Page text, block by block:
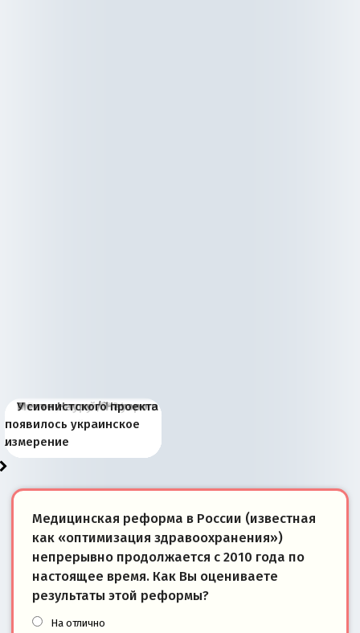
Киевская марионетка
Запада рассказала о
«переобувании» хозяев
В России назрели
перемены: 15 шагов к
суверенной экономике
Миграционный пожар
Европы
Россия начинает
сбрасывать балласт
Анкориджа
Россия зимой 1904
года: первые уступки во
внутренней политике
Русская нация вчера и
сегодня
Почему правый крах в
Варшаве не поможет её
отношениям с Россией?
Место Науру / Науэро в
современной истории
Южной Осетии
У сионистского проекта
появилось украинское
измерение
Медицинская реформа в России (известная
как «оптимизация здравоохранения»)
непрерывно продолжается с 2010 года по
настоящее время. Как Вы оцениваете
результаты этой реформы?
На отлично